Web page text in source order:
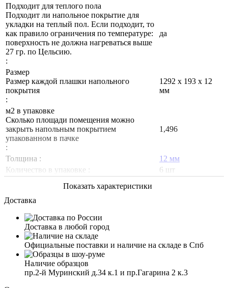
Подходит для теплого пола
Подходит ли напольное покрытие для
укладки на теплый пол. Если подходит, то
как правило ограничения по температуре:
поверхность не должна нагреваться выше
27 гр. по Цельсию.
:
да
Размер
Размер каждой плашки напольного
покрытия
:
1292 х 193 х 12
мм
м2 в упаковке
Сколько площади помещения можно
закрыть напольным покрытием
упакованном в пачке
:
1,496
Толщина :
12 мм
Количество в упаковке :
6 шт
Показать характеристики
Доставка
Доставка в любой город
Официальные поставки и наличие на складе в Спб
Наличие образцов
пр.2-й Муринский д.34 к.1 и пр.Гагарина 2 к.3